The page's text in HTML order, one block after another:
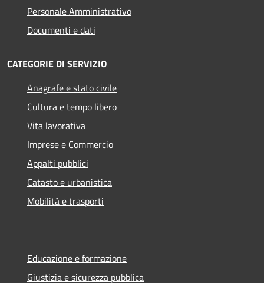
Personale Amministrativo
Documenti e dati
CATEGORIE DI SERVIZIO
Anagrafe e stato civile
Cultura e tempo libero
Vita lavorativa
Imprese e Commercio
Appalti pubblici
Catasto e urbanistica
Mobilità e trasporti
Educazione e formazione
Giustizia e sicurezza pubblica